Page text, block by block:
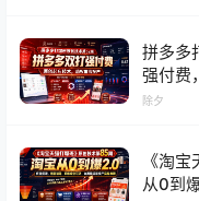
拼多多
强付费
除夕
《淘
从0到